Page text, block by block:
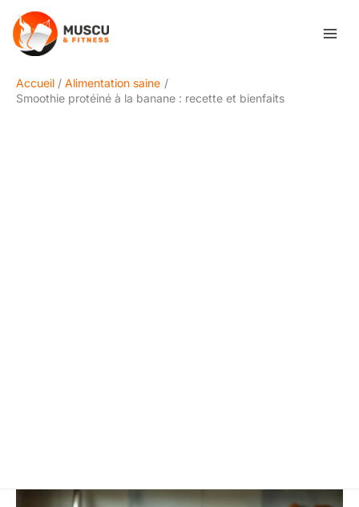
contenu
Accueil
Alimentation saine
Smoothie protéiné à la banane : recette et bienfaits
Rechercher